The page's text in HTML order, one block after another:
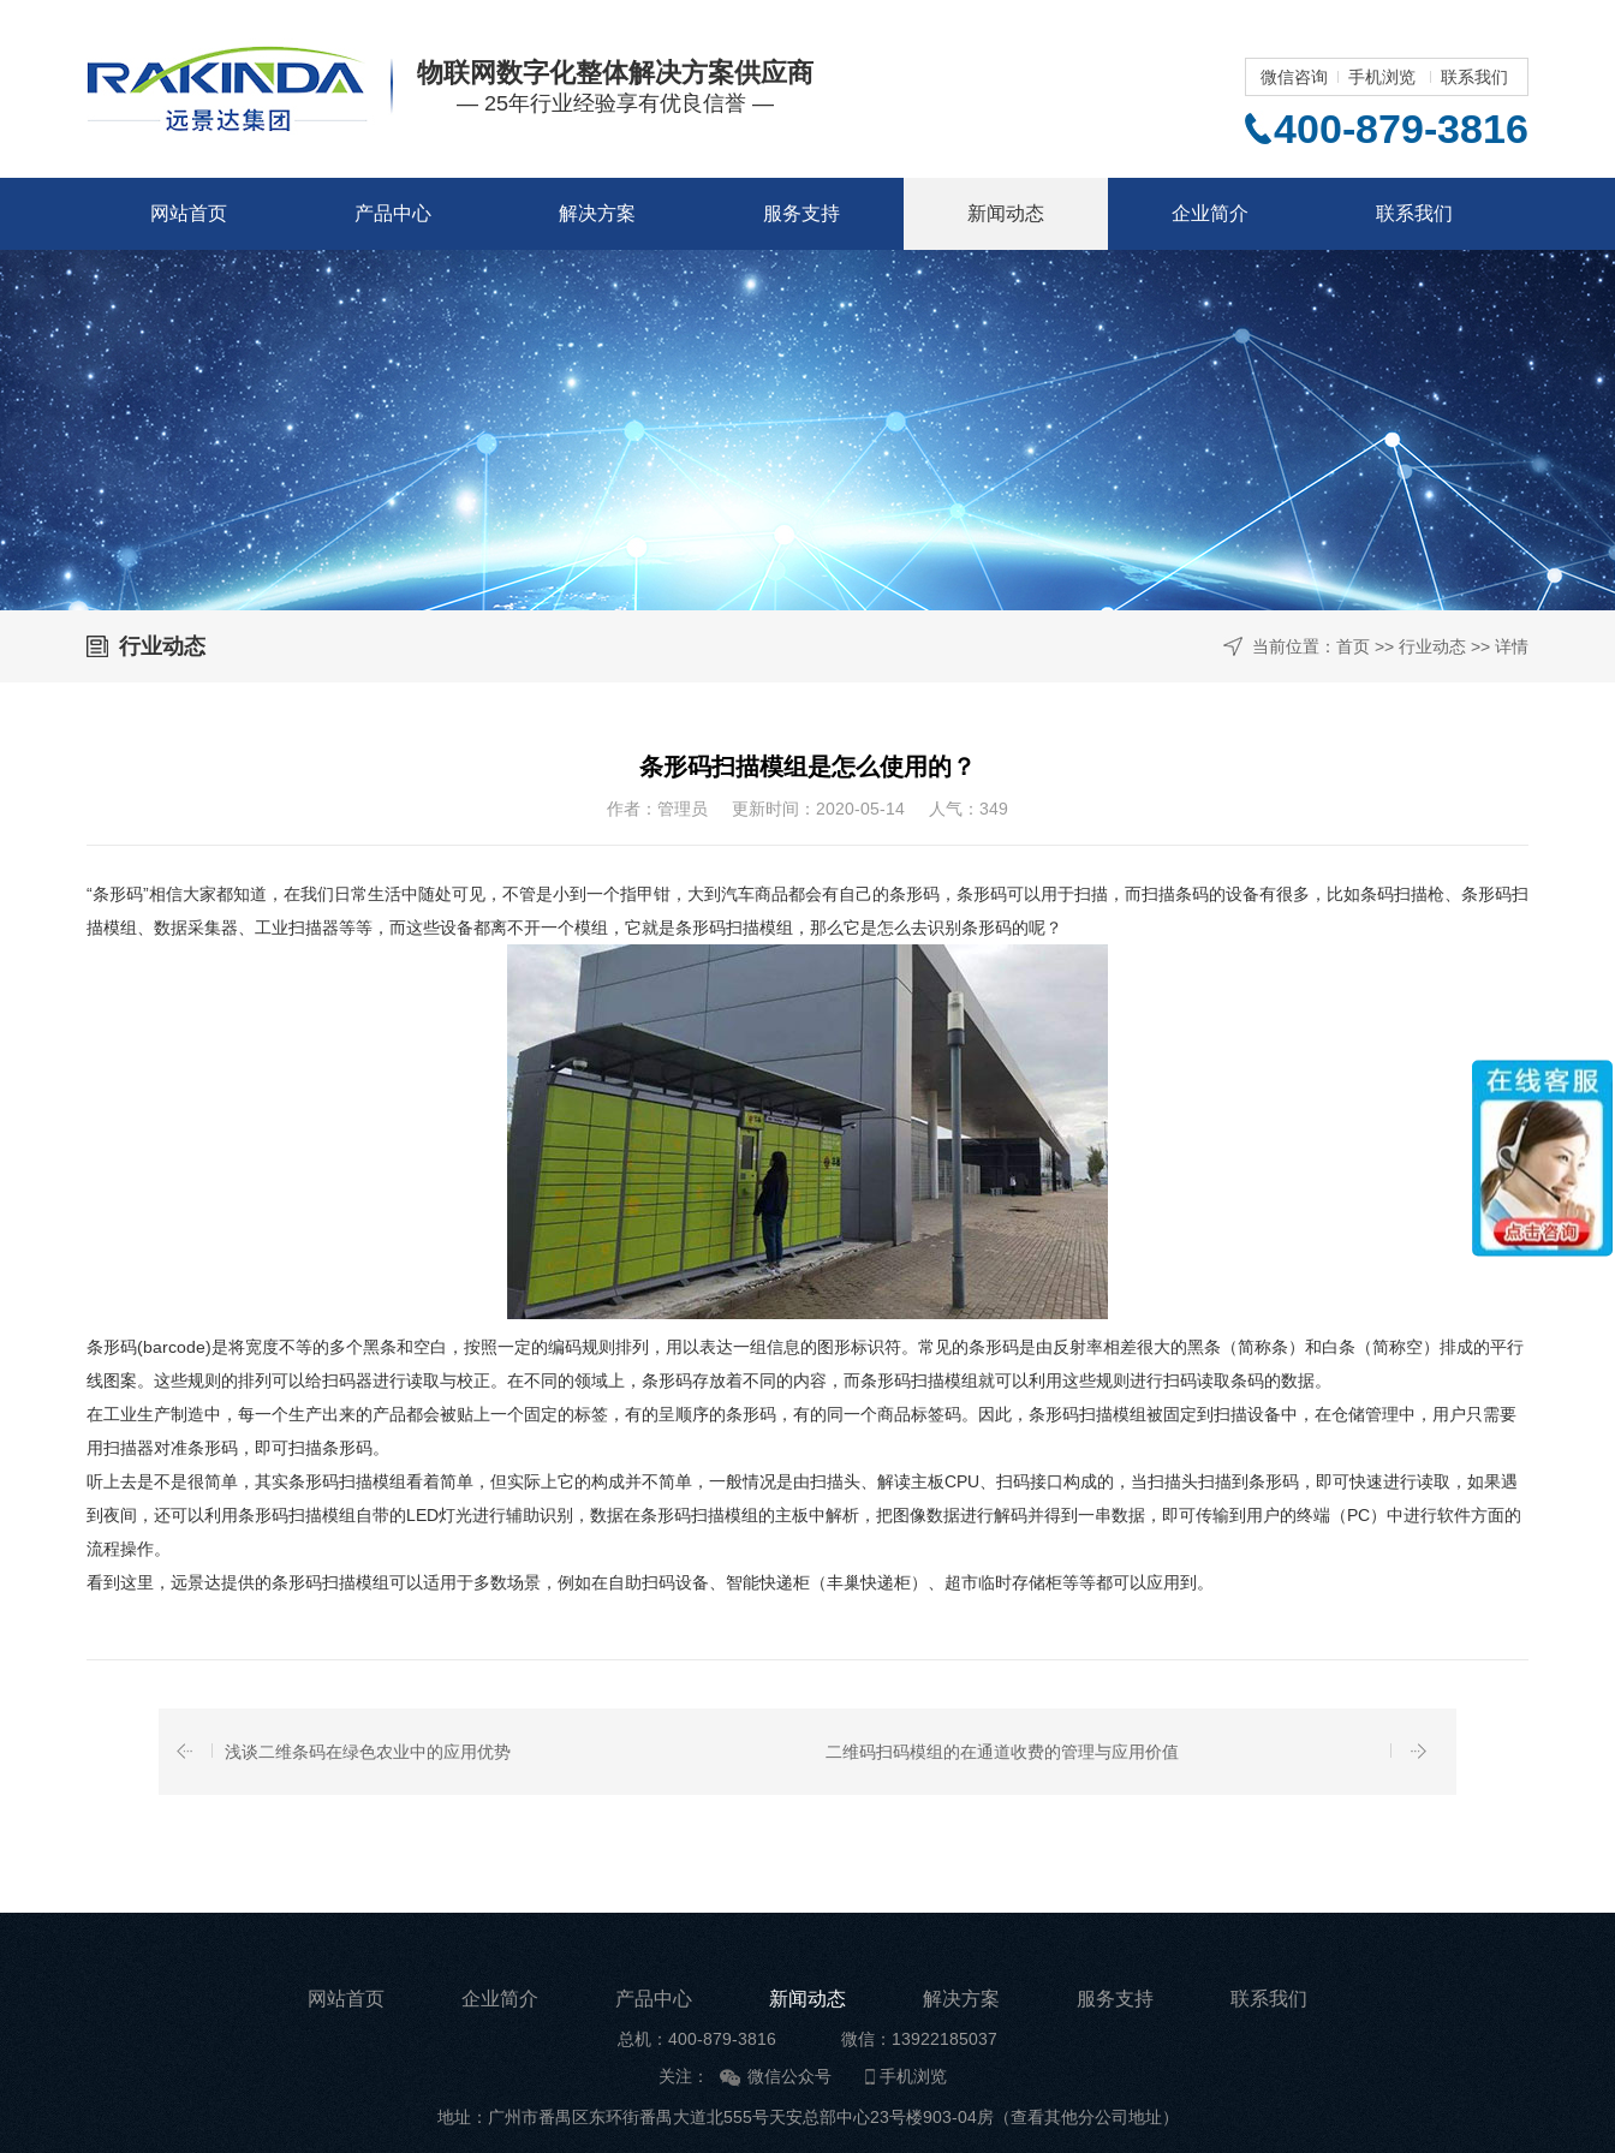
物联网数字化整体解决方案供应商
— 25年行业经验享有优良信誉 —
微信咨询 手机浏览 联系我们
400-879-3816
网站首页 产品中心 解决方案 服务支持 新闻动态 企业简介 联系我们
行业动态 当前位置： 首页 >> 行业动态 >> 详情
条形码扫描模组是怎么使用的？
作者：管理员 更新时间：2020-05-14 人气： 349
“条形码”相信大家都知道，在我们日常生活中随处可见，不管是小到一个指甲钳，大到汽车商品都会有自己的条形码，条形码可以用于扫描，而扫描条码的设备有很多，比如条码扫描枪、条形码扫
描模组、数据采集器、工业扫描器等等，而这些设备都离不开一个模组，它就是条形码扫描模组，那么它是怎么去识别条形码的呢？
条形码(barcode)是将宽度不等的多个黑条和空白，按照一定的编码规则排列，用以表达一组信息的图形标识符。常见的条形码是由反射率相差很大的黑条（简称条）和白条（简称空）排成的平行
线图案。这些规则的排列可以给扫码器进行读取与校正。在不同的领域上，条形码存放着不同的内容，而条形码扫描模组就可以利用这些规则进行扫码读取条码的数据。
在工业生产制造中，每一个生产出来的产品都会被贴上一个固定的标签，有的呈顺序的条形码，有的同一个商品标签码。因此，条形码扫描模组被固定到扫描设备中，在仓储管理中，用户只需要
用扫描器对准条形码，即可扫描条形码。
听上去是不是很简单，其实条形码扫描模组看着简单，但实际上它的构成并不简单，一般情况是由扫描头、解读主板CPU、扫码接口构成的，当扫描头扫描到条形码，即可快速进行读取，如果遇
到夜间，还可以利用条形码扫描模组自带的LED灯光进行辅助识别，数据在条形码扫描模组的主板中解析，把图像数据进行解码并得到一串数据，即可传输到用户的终端（PC）中进行软件方面的
流程操作。
看到这里，远景达提供的条形码扫描模组可以适用于多数场景，例如在自助扫码设备、智能快递柜（丰巢快递柜）、超市临时存储柜等等都可以应用到。
浅谈二维条码在绿色农业中的应用优势 二维码扫码模组的在通道收费的管理与应用价值
网站首页 企业简介 产品中心 新闻动态 解决方案 服务支持 联系我们
总机：400-879-3816
微信：13922185037
关注：
微信公众号 手机浏览
地址：广州市番禺区东环街番禺大道北555号天安总部中心23号楼903-04房（查看其他分公司地址）